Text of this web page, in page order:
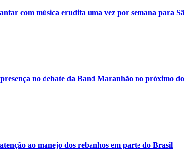
com música erudita uma vez por semana para
no debate da Band Maranhão no próximo
ao manejo dos rebanhos em parte do Brasil